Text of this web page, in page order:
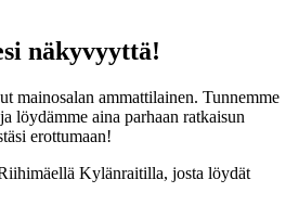
näkyvyyttä!
mainosalan ammattilainen. Tunnemme
löydämme aina parhaan ratkaisun
erottumaan!
Kylänraitilla, josta löydät